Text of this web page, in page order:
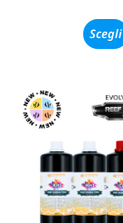
Scegli